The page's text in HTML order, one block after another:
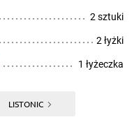
2 sztuki
2 łyżki
1 łyżeczka
LISTONIC